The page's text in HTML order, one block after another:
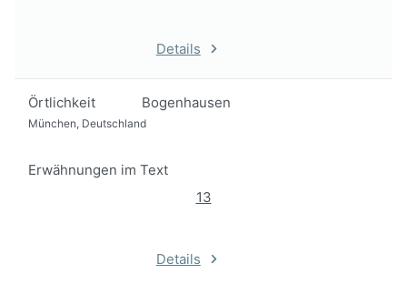
Details
Örtlichkeit Bogenhausen
München, Deutschland
Erwähnungen im Text
13
Details